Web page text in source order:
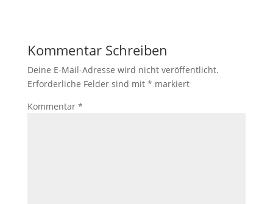
Kommentar Schreiben
Deine E-Mail-Adresse wird nicht veröffentlicht.
Erforderliche Felder sind mit * markiert
Kommentar *